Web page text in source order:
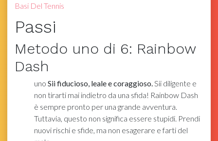
Basi Del Tennis
Passi
Metodo uno di 6: Rainbow
Dash
uno Sii fiducioso, leale e coraggioso.Sii diligente e
non tirarti mai indietro da una sfida! Rainbow Dash
è sempre pronto per una grande avventura.
Tuttavia, questo non significa essere stupidi. Prendi
nuovi rischi e sfide, ma non esagerare e farti del